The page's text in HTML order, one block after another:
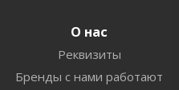
О нас
Реквизиты
Бренды с нами работают